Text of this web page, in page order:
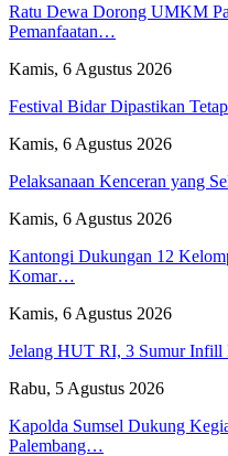
Ratu Dewa Dorong UMKM
Pemanfaatan…
Kamis, 6 Agustus 2026
Festival Bidar Dipastikan
Kamis, 6 Agustus 2026
Pelaksanaan Kenceran yang
Kamis, 6 Agustus 2026
Kantongi Dukungan 12
Komar…
Kamis, 6 Agustus 2026
Jelang HUT RI, 3 Sumur
Rabu, 5 Agustus 2026
Kapolda Sumsel Dukung
Palembang…